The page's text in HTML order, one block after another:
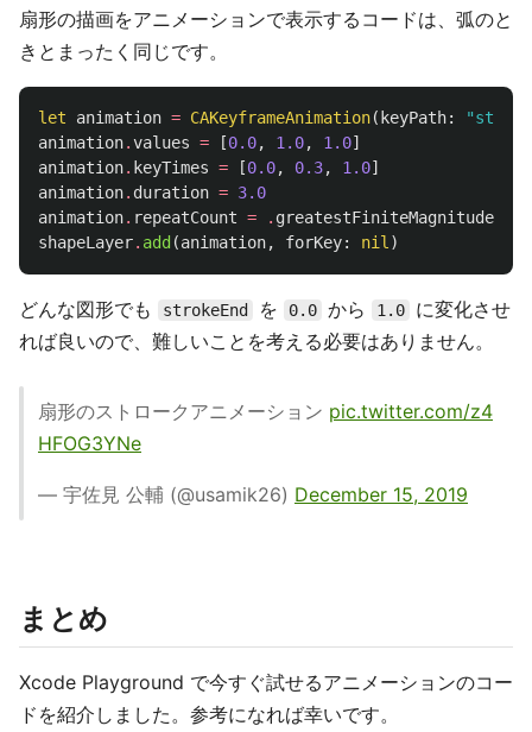
扇形の描画をアニメーションで表示するコードは、弧のと
きとまったく同じです。
let animation = CAKeyframeAnimation( keyPath:
animation.values = [0.0, 1.0, 1.0]
animation. keyTimes = [0.0, 0.3, 1.0]
animation. duration = 3.0
animation. repeatCount = . greatestFiniteMagnitude
shapeLayer. add (animation, forKey: nil)
どんな図形でも strokeEnd を 0.0 から 1.0
に変化させ
れば良いので、難しいことを考える必要はありません。
扇形のストロークアニメーション pic.twitter.com/z4
HFOG3YNe
— 宇佐見 公輔 (@usamik26) December 15, 2019
まとめ
Xcode Playground で今すぐ試せるアニメーションのコー
ドを紹介しました。参考になれば幸いです。